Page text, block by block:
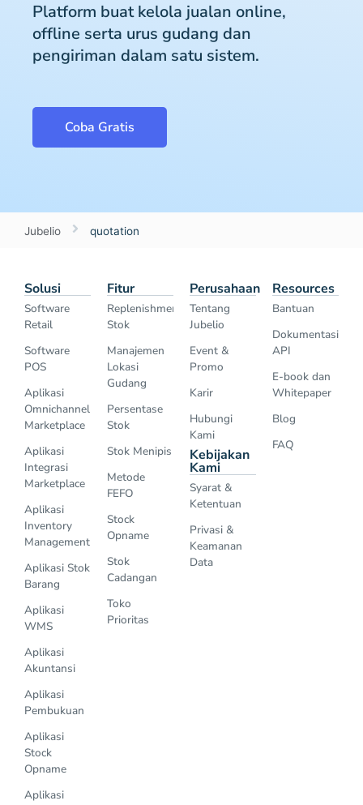
Platform buat kelola jualan online,
offline serta urus gudang dan
pengiriman dalam satu sistem.
Coba Gratis
Jubelio quotation
Solusi
Software
Retail
Software
POS
Aplikasi
Omnichannel
Marketplace
Aplikasi
Integrasi
Marketplace
Aplikasi
Inventory
Management
Aplikasi Stok
Barang
Aplikasi
WMS
Aplikasi
Akuntansi
Aplikasi
Pembukuan
Aplikasi
Stock
Opname
Aplikasi
Fitur
Replenishment
Stok
Manajemen
Lokasi
Gudang
Persentase
Stok
Stok Menipis
Metode
FEFO
Stock
Opname
Stok
Cadangan
Toko
Prioritas
Perusahaan
Tentang
Jubelio
Event &
Promo
Karir
Hubungi
Kami
Kebijakan
Kami
Syarat &
Ketentuan
Privasi &
Keamanan
Data
Resources
Bantuan
Dokumentasi
API
E-book dan
Whitepaper
Blog
FAQ